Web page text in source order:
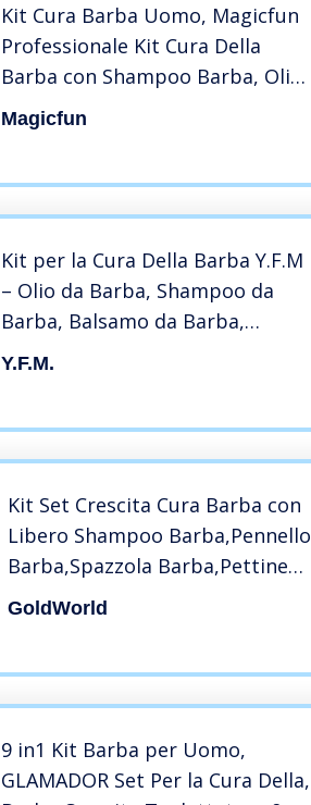
Kit Cura Barba Uomo, Magicfun
Professionale Kit Cura Della
Barba con Shampoo Barba, Olio
Barba, Balsamo Barba, Spazzola
Barba, Pettine Barba, Forbici
Magicfun
Kit per la Cura Della Barba Y.F.M
– Olio da Barba, Shampoo da
Barba, Balsamo da Barba,
Pennello, Forbice, Pettine per lo
Y.F.M.
Kit Set Crescita Cura Barba con
Libero Shampoo Barba,Pennello
Barba,Spazzola Barba,Pettine
Barba,Balsamo Barba,Olio
GoldWorld
9 in1 Kit Barba per Uomo,
GLAMADOR Set Per la Cura Della,